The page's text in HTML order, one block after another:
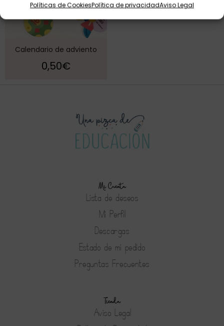
Políticas de CookiesPolítica de privacidadAviso Legal
Calendario de adviento
0,50€
Mi Cuenta
Lista de deseos
Mi Perfil
Descargas
Estado de mi pedido
Preguntas Frecuentes
Tienda
Aviso Legal